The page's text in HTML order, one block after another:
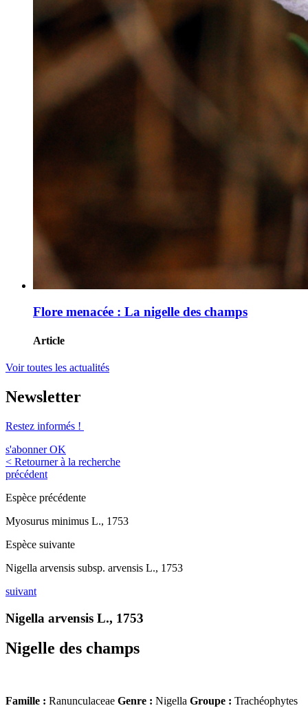
Flore menacée : La nigelle des champs
Article
Voir toutes les actualités
Newsletter
Restez informés !
s'abonner OK
< Retourner à la recherche
précédent
Espèce précédente
Myosurus minimus L., 1753
Espèce suivante
Nigella arvensis subsp. arvensis L., 1753
suivant
Nigella arvensis L., 1753
Nigelle des champs
Famille : Ranunculaceae Genre : Nigella Groupe : Trachéophytes